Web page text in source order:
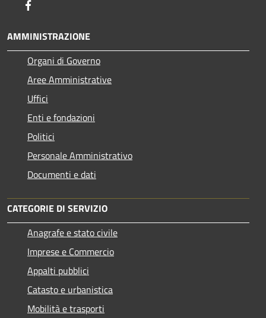
AMMINISTRAZIONE
Organi di Governo
Aree Amministrative
Uffici
Enti e fondazioni
Politici
Personale Amministrativo
Documenti e dati
CATEGORIE DI SERVIZIO
Anagrafe e stato civile
Imprese e Commercio
Appalti pubblici
Catasto e urbanistica
Mobilità e trasporti